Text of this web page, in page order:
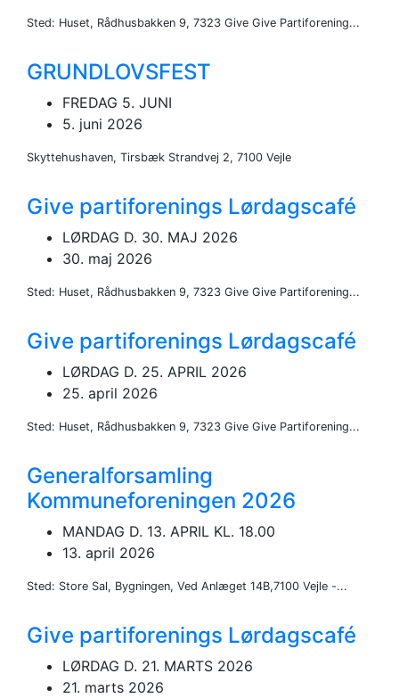
Sted: Huset, Rådhusbakken 9, 7323 Give Give Partiforening...
GRUNDLOVSFEST
FREDAG 5. JUNI
5. juni 2026
Skyttehushaven, Tirsbæk Strandvej 2, 7100 Vejle
Give partiforenings Lørdagscafé
LØRDAG D. 30. MAJ 2026
30. maj 2026
Sted: Huset, Rådhusbakken 9, 7323 Give Give Partiforening...
Give partiforenings Lørdagscafé
LØRDAG D. 25. APRIL 2026
25. april 2026
Sted: Huset, Rådhusbakken 9, 7323 Give Give Partiforening...
Generalforsamling
Kommuneforeningen 2026
MANDAG D. 13. APRIL KL. 18.00
13. april 2026
Sted: Store Sal, Bygningen, Ved Anlæget 14B,7100 Vejle -...
Give partiforenings Lørdagscafé
LØRDAG D. 21. MARTS 2026
21. marts 2026